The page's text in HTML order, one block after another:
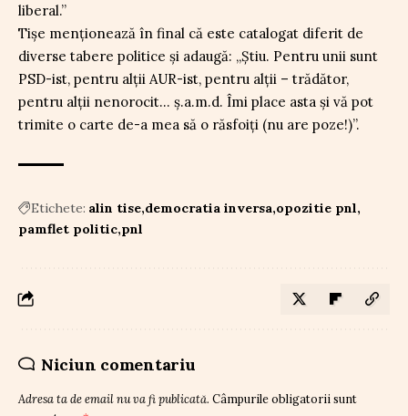
liberal.”
Tișe menționează în final că este catalogat diferit de
diverse tabere politice și adaugă: „Știu. Pentru unii sunt
PSD-ist, pentru alții AUR-ist, pentru alții – trădător,
pentru alții nenorocit… ș.a.m.d. Îmi place asta și vă pot
trimite o carte de-a mea să o răsfoiți (nu are poze!)”.
Etichete: alin tise democratia inversa opozitie pnl
pamflet politic pnl
Niciun comentariu
Adresa ta de email nu va fi publicată. Câmpurile obligatorii sunt